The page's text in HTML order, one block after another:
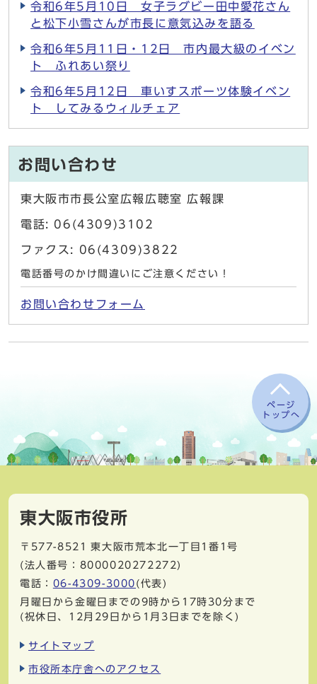
令和6年5月10日 女子ラグビー田中愛花さん
と松下小雪さんが市長に意気込みを語る
令和6年5月11日・12日 市内最大級のイベン
ト ふれあい祭り
令和6年5月12日 車いすスポーツ体験イベン
ト してみるウィルチェア
お問い合わせ
東大阪市市長公室広報広聴室 広報課
電話: 06(4309)3102
ファクス: 06(4309)3822
電話番号のかけ間違いにご注意ください！
お問い合わせフォーム
ページ
トップへ
東大阪市役所
〒577-8521
東大阪市荒本北一丁目1番1号
(法人番号：8000020272272)
電話： 06-4309-3000 (代表)
月曜日から金曜日までの9時から17時30分まで
(祝休日、12月29日から1月3日までを除く)
サイトマップ
市役所本庁舎へのアクセス